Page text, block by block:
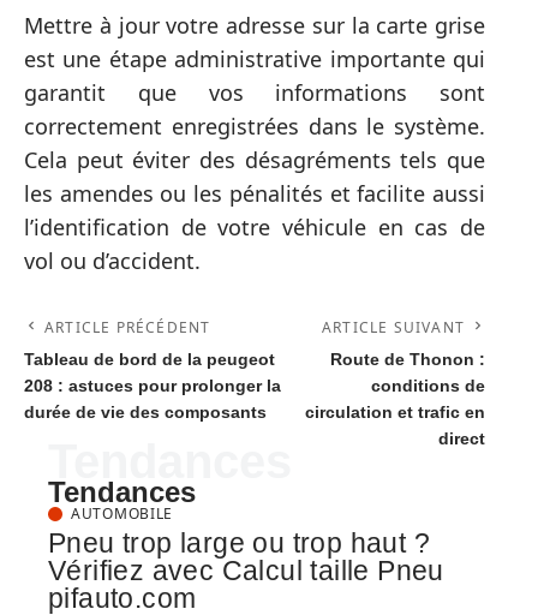
Mettre à jour votre adresse sur la carte grise
est une étape administrative importante qui
garantit que vos informations sont
correctement enregistrées dans le système.
Cela peut éviter des désagréments tels que
les amendes ou les pénalités et facilite aussi
l’identification de votre véhicule en cas de
vol ou d’accident.
ARTICLE PRÉCÉDENT
Tableau de bord de la peugeot
208 : astuces pour prolonger la
durée de vie des composants
ARTICLE SUIVANT
Route de Thonon :
conditions de
circulation et trafic en
direct
Tendances
AUTOMOBILE
Pneu trop large ou trop haut ?
Vérifiez avec Calcul taille Pneu
pifauto.com